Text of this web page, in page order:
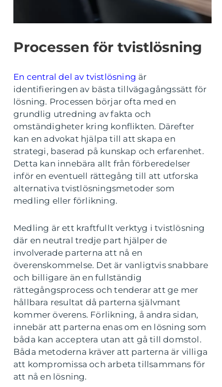
Processen för tvistlösning
En central del av tvistlösning är
identifieringen av bästa tillvägagångssätt för
lösning. Processen börjar ofta med en
grundlig utredning av fakta och
omständigheter kring konflikten. Därefter
kan en advokat hjälpa till att skapa en
strategi, baserad på kunskap och erfarenhet.
Detta kan innebära allt från förberedelser
inför en eventuell rättegång till att utforska
alternativa tvistlösningsmetoder som
medling eller förlikning.
Medling är ett kraftfullt verktyg i tvistlösning
där en neutral tredje part hjälper de
involverade parterna att nå en
överenskommelse. Det är vanligtvis snabbare
och billigare än en fullständig
rättegångsprocess och tenderar att ge mer
hållbara resultat då parterna självmant
kommer överens. Förlikning, å andra sidan,
innebär att parterna enas om en lösning som
båda kan acceptera utan att gå till domstol.
Båda metoderna kräver att parterna är villiga
att kompromissa och arbeta tillsammans för
att nå en lösning.